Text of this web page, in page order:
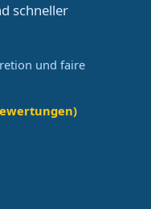
schneller
und faire